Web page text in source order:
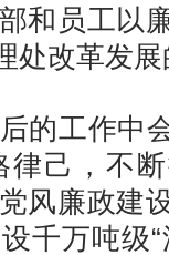
和员工以
处改革发
工作中
己，不
风廉政建
千万吨级